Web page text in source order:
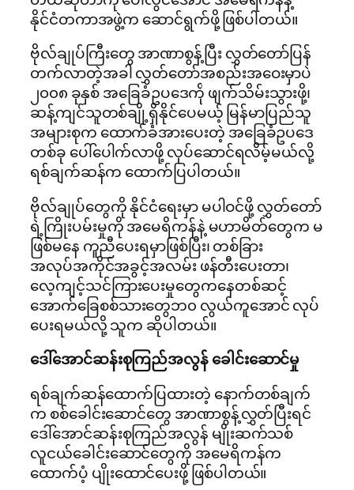
နိုင်ငံတကာအဖွဲ့က ဆောင်ရွက်ဖို့ ဖြစ်ပါတယ်။
ဗိုလ်ချုပ်ကြီးတွေ အာဏာစွန့်ပြီး လွှတ်တော်ပြန်
တက်လာတဲ့အခါ လွှတ်တော်အစည်းအဝေးမှာပဲ
၂၀၀၈ ခုနှစ် အခြေခံဥပဒေကို ဖျက်သိမ်းသွားဖို့၊
ဆန့်ကျင်သူတစ်ချို့ရှိနိုင်ပေမယ့် မြန်မာပြည်သူ
အများစုက ထောက်ခံအားပေးတဲ့ အခြေခံဥပဒေ
တစ်ခု ပေါ်ပေါက်လာဖို့ လုပ်ဆောင်ရလိမ့်မယ်လို့
ရစ်ချက်ဆန်က ထောက်ပြပါတယ်။
ဗိုလ်ချုပ်တွေကို နိုင်ငံရေးမှာ မပါဝင်ဖို့ လွှတ်တော်
ရဲ့ကြိုးပမ်းမှုကို အမေရိကန်နဲ့ မဟာမိတ်တွေက မ
ဖြစ်မနေ ကူညီပေးရမှာဖြစ်ပြီး၊ တစ်ခြား
အလုပ်အကိုင်အခွင့်အလမ်း ဖန်တီးပေးတာ၊
လေ့ကျင့်သင်ကြားပေးမှုတွေကနေတစ်ဆင့်
အောက်ခြေစစ်သားတွေဘ၀ လွယ်ကူအောင် လုပ်
ပေးရမယ်လို့ သူက ဆိုပါတယ်။
ဒေါ်အောင်ဆန်းစုကြည်အလွန် ခေါင်းဆောင်မှု
ရစ်ချက်ဆန်ထောက်ပြထားတဲ့ နောက်တစ်ချက်
က စစ်ခေါင်းဆောင်တွေ အာဏာစွန့်လွှတ်ပြီးရင်
ဒေါ်အောင်ဆန်းစုကြည်အလွန် မျိုးဆက်သစ်
လူငယ်ခေါင်းဆောင်တွေကို အမေရိကန်က
ထောက်ပံ့ ပျိုးထောင်ပေးဖို့ ဖြစ်ပါတယ်။